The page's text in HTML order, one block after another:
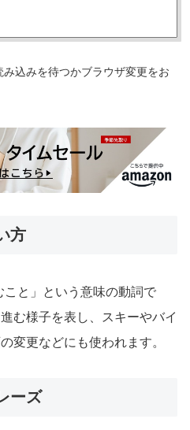
込みを待つかブラウザ変更をお
方
こと」という意味の動詞で
む様子を表し、スキーやバイ
変更などにも使われます。
ーズ